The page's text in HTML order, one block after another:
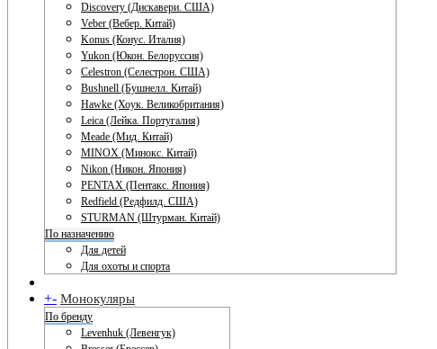
Discovery (Дискавери. США)
Veber (Вебер. Китай)
Konus (Конус. Италия)
Yukon (Юкон. Белоруссия)
Celestron (Селестрон. США)
Bushnell (Бушнелл. Китай)
Hawke (Хоук. Великобритания)
Leica (Лейка. Португалия)
Meade (Мид. Китай)
MINOX (Минокс. Китай)
Nikon (Никон. Япония)
PENTAX (Пентакс. Япония)
Redfield (Редфилд. США)
STURMAN (Штурман. Китай)
По назначению
Для детей
Для охоты и спорта
+- Монокуляры
По бренду
Levenhuk (Левенгук)